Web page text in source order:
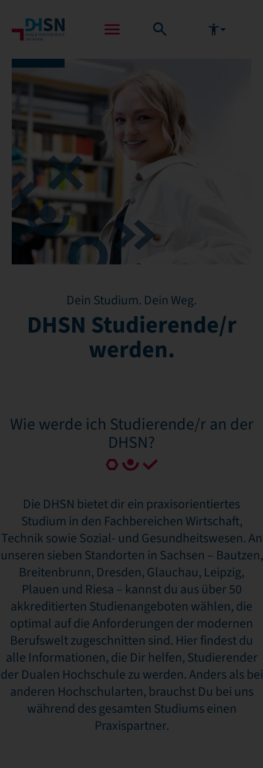
Dein Studium. Dein Weg.
DHSN Studierende/r
werden.
Wie werde ich Studierende/r an der
DHSN?
Die DHSN bietet dir ein praxisorientiertes
Studium in den Fachbereichen Wirtschaft,
Technik sowie Sozial- und Gesundheitswesen. An
unseren sieben Standorten in Sachsen – Bautzen,
Breitenbrunn, Dresden, Glauchau, Leipzig,
Plauen und Riesa – kannst du aus über 50
akkreditierten Studienangeboten wählen, die
optimal auf die Anforderungen der modernen
Berufswelt zugeschnitten sind. Hier findest du
alle Informationen, die Dir helfen, Studierender
der Dualen Hochschule zu werden. Anders als bei
anderen Hochschularten, brauchst Du bei uns
während des gesamten Studiums einen
Praxispartner.